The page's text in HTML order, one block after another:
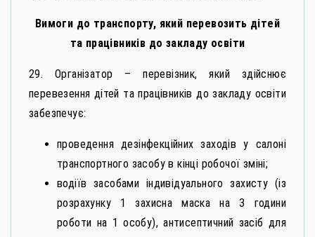
Вимоги до транспорту, який перевозить дітей
та працівників до закладу освіти
29. Організатор – перевізник, який здійснює
перевезення дітей та працівників до закладу освіти
забезпечує:
проведення дезінфекційних заходів у салоні
транспортного засобу в кінці робочої зміні;
водіїв засобами індивідуального захисту (із
розрахунку 1 захисна маска на 3 години
роботи на 1 особу), антисептичний засіб для